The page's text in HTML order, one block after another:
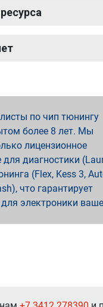
по чип тюнингу
более 8 лет. Мы
лицензионное
диагностики
(Flex, Kess 3,
что гарантирует
электроники